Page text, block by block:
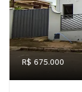
R$ 675.000